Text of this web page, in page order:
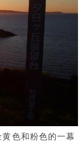
色和粉色的一幕